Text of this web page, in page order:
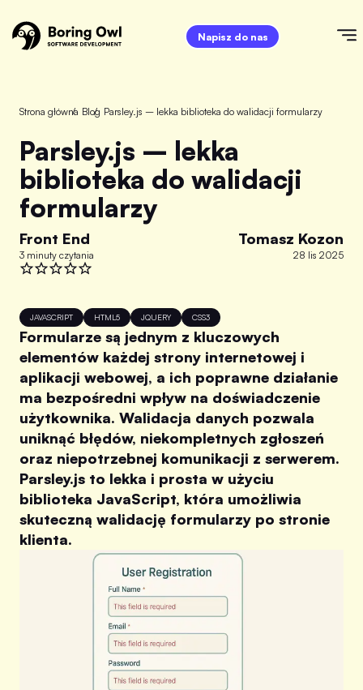
Napisz do nas
Strona główna
/ Blog
/ Parsley.js – lekka biblioteka do walidacji formularzy
Parsley.js – lekka
biblioteka do walidacji
formularzy
Front End
3 minuty czytania
Tomasz Kozon
28 lis 2025
JAVASCRIPT HTML5 JQUERY CSS3
Formularze są jednym z kluczowych
elementów każdej strony internetowej i
aplikacji webowej, a ich poprawne działanie
ma bezpośredni wpływ na doświadczenie
użytkownika. Walidacja danych pozwala
uniknąć błędów, niekompletnych zgłoszeń
oraz niepotrzebnej komunikacji z serwerem.
Parsley.js to lekka i prosta w użyciu
biblioteka JavaScript, która umożliwia
skuteczną walidację formularzy po stronie
klienta.